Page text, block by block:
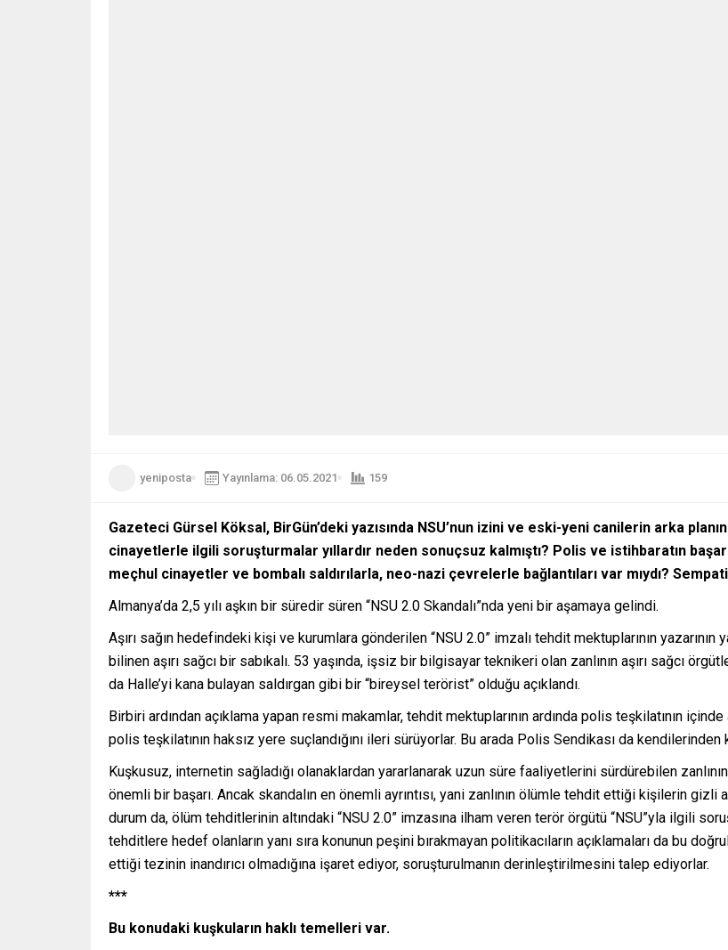
yeniposta Yayınlama: 06.05.2021 159
Gazeteci Gürsel Köksal, BirGün’deki yazısında NSU’nun izini ve eski-yeni canilerin arka
cinayetlerle ilgili soruşturmalar yıllardır neden sonuçsuz kalmıştı? Polis ve istihbaratın
meçhul cinayetler ve bombalı saldırılarla, neo-nazi çevrelerle bağlantıları var mıydı?
Almanya’da 2,5 yılı aşkın bir süredir süren “NSU 2.0 Skandalı”nda yeni bir aşamaya gelindi.
Aşırı sağın hedefindeki kişi ve kurumlara gönderilen “NSU 2.0” imzalı tehdit mektuplarının yazarının
bilinen aşırı sağcı bir sabıkalı. 53 yaşında, işsiz bir bilgisayar teknikeri olan zanlının aşırı sağcı
da Halle’yi kana bulayan saldırgan gibi bir “bireysel terörist” olduğu açıklandı.
Birbiri ardından açıklama yapan resmi makamlar, tehdit mektuplarının ardında polis teşkilatının
polis teşkilatının haksız yere suçlandığını ileri sürüyorlar. Bu arada Polis Sendikası da
Kuşkusuz, internetin sağladığı olanaklardan yararlanarak uzun süre faaliyetlerini sürdürebilen
önemli bir başarı. Ancak skandalın en önemli ayrıntısı, yani zanlının ölümle tehdit ettiği kişilerin gizli
durum da, ölüm tehditlerinin altındaki “NSU 2.0” imzasına ilham veren terör örgütü “NSU”yla ilgili
tehditlere hedef olanların yanı sıra konunun peşini bırakmayan politikacıların açıklamaları da bu
ettiği tezinin inandırıcı olmadığına işaret ediyor, soruşturulmanın derinleştirilmesini talep ediyorlar.
***
Bu konudaki kuşkuların haklı temelleri var.